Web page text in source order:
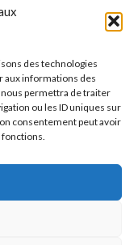
des technologies
aux informations des
nous permettra de traiter
ou les ID uniques sur
consentement peut avoir